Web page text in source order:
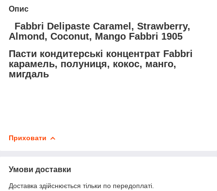
Опис
Fabbri Delipaste Caramel, Strawberry,
Almond, Coconut, Mango Fabbri 1905
Пасти кондитерські концентрат Fabbri
карамель, полуниця, кокос, манго,
мигдаль
Приховати
Умови доставки
Доставка здійснюється тільки по передоплаті.